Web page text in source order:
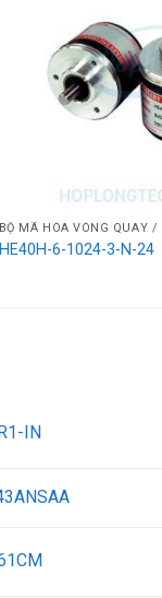
BỘ MÃ HÓA VÒNG QUAY /
HE40H-6-1024-3-N-24
IN